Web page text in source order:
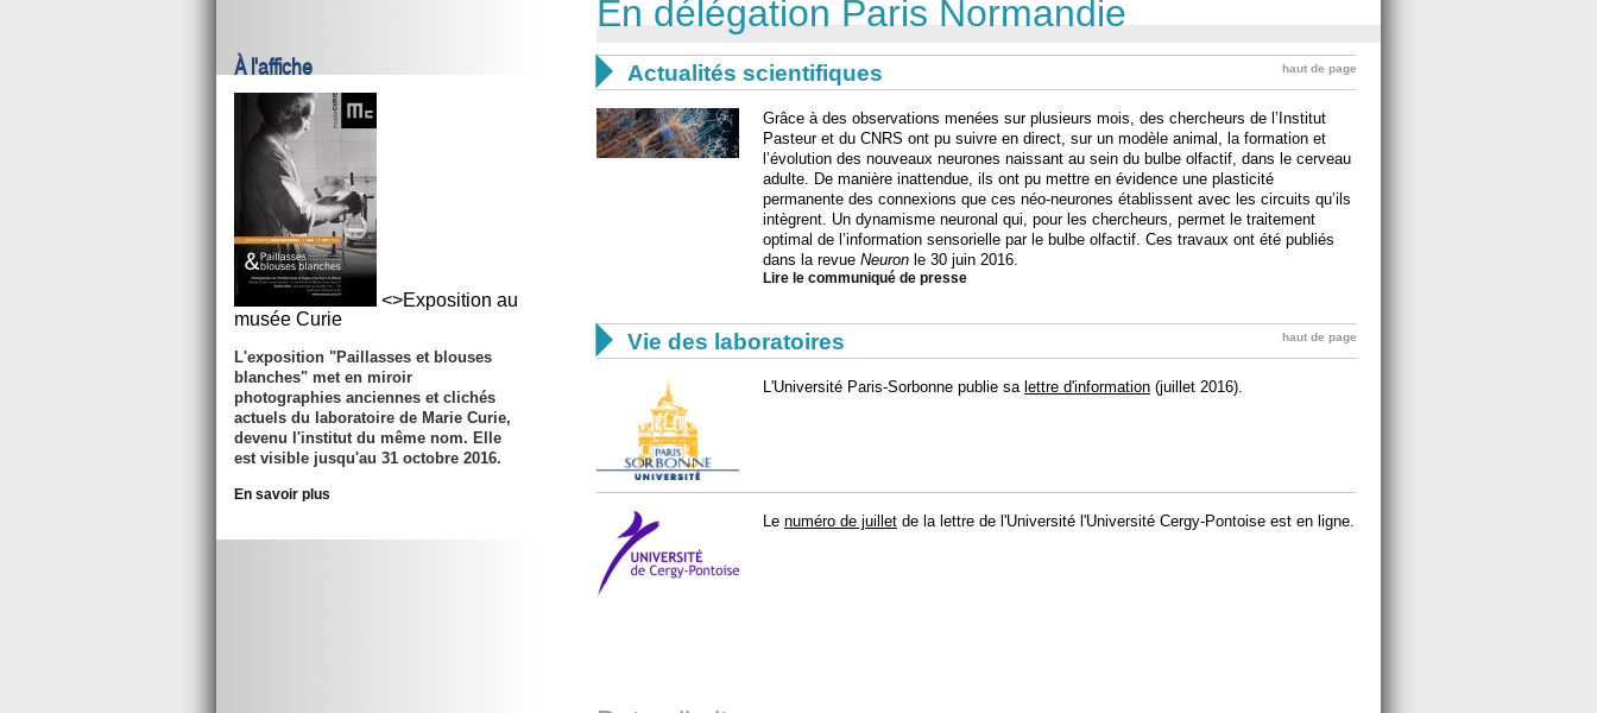
À l'affiche
<>Exposition au
musée Curie
L'exposition "Paillasses et blouses
blanches" met en miroir
photographies anciennes et clichés
actuels du laboratoire de Marie Curie,
devenu l'institut du même nom. Elle
est visible jusqu'au 31 octobre 2016.
En savoir plus
En délégation Paris Normandie
 Actualités scientifiques haut de page
Grâce à des observations menées sur plusieurs mois, des chercheurs de l’Institut
Pasteur et du CNRS ont pu suivre en direct, sur un modèle animal, la formation et
l’évolution des nouveaux neurones naissant au sein du bulbe olfactif, dans le cerveau
adulte. De manière inattendue, ils ont pu mettre en évidence une plasticité
permanente des connexions que ces néo-neurones établissent avec les circuits qu’ils
intègrent. Un dynamisme neuronal qui, pour les chercheurs, permet le traitement
optimal de l’information sensorielle par le bulbe olfactif. Ces travaux ont été publiés
dans la revue Neuron le 30 juin 2016.
Lire le communiqué de presse
 Vie des laboratoires haut de page
L'Université Paris-Sorbonne publie sa lettre d'information (juillet 2016).
Le numéro de juillet de la lettre de l'Université l'Université Cergy-Pontoise est en ligne.